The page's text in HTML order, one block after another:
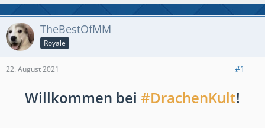
TheBestOfMM
Royale
22. August 2021 #1
Willkommen bei #DrachenKult!